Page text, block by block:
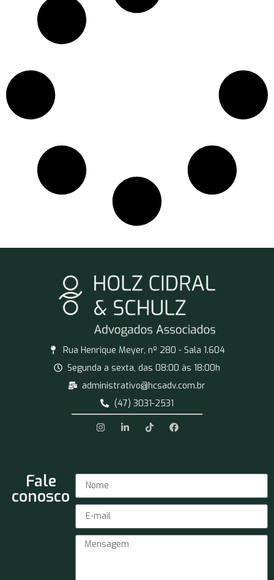
Rua Henrique Meyer, nº 280 - Sala 1.604
Segunda a sexta, das 08:00 às 18:00h
administrativo@hcsadv.com.br
(47) 3031-2531
Fale
conosco